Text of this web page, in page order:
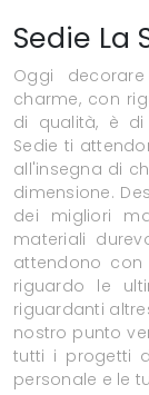
Sedie La
Oggi
charme, con
di qualità, è
Sedie ti
all'insegna di
dimensione.
dei migliori
materiali
attendono con
riguardo le
riguardanti
nostro punto
tutti i progetti
personale e le